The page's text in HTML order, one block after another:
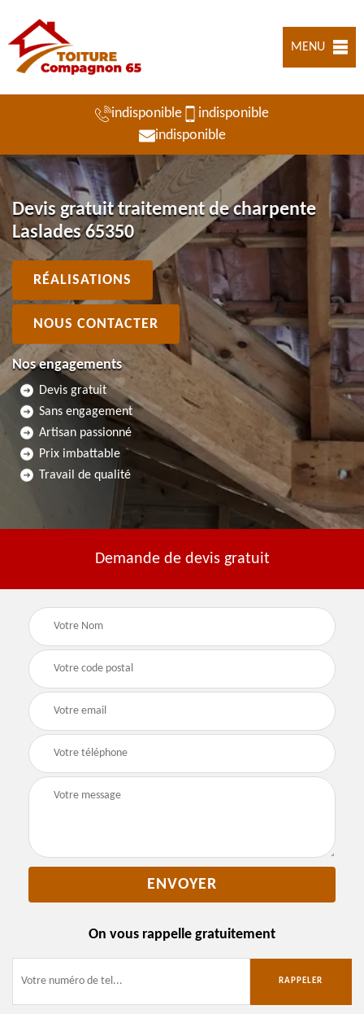
MENU
indisponible
indisponible
indisponible
Devis gratuit traitement de charpente
Laslades 65350
RÉALISATIONS
NOUS CONTACTER
Nos engagements
Devis gratuit
Sans engagement
Artisan passionné
Prix imbattable
Travail de qualité
Demande de devis gratuit
On vous rappelle gratuitement